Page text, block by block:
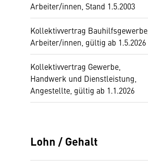
Arbeiter/innen, Stand 1.5.2003
Kollektivvertrag Bauhilfsgewerbe,
Arbeiter/innen, gültig ab 1.5.2026
Kollektivvertrag Gewerbe,
Handwerk und Dienstleistung,
Angestellte, gültig ab 1.1.2026
Lohn / Gehalt